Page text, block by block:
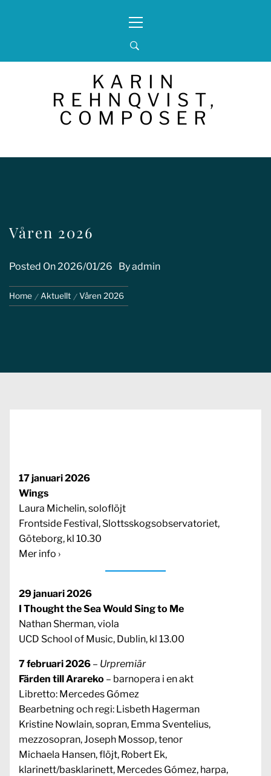
Menu
KARIN
REHNQVIST,
COMPOSER
Våren 2026
Posted On2026/01/26 Byadmin
Home Aktuellt Våren 2026
17 januari 2026
Wings
Laura Michelin, soloflöjt
Frontside Festival, Slottsskogsobservatoriet,
Göteborg, kl 10.30
Mer info ›
29 januari 2026
I Thought the Sea Would Sing to Me
Nathan Sherman, viola
UCD School of Music, Dublin, kl 13.00
7 februari 2026 – Urpremiär
Färden till Arareko – barnopera i en akt
Libretto: Mercedes Gómez
Bearbetning och regi: Lisbeth Hagerman
Kristine Nowlain, sopran, Emma Sventelius,
mezzosopran, Joseph Mossop, tenor
Michaela Hansen, flöjt, Robert Ek,
klarinett/basklarinett, Mercedes Gómez, harpa,